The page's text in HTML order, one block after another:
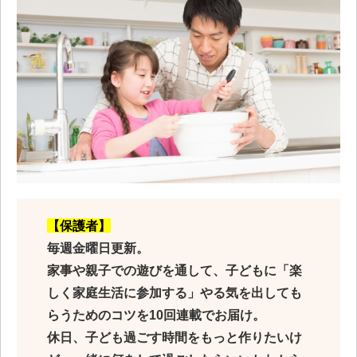
【保護者】
毎週金曜日更新。
家事や親子での遊びを通して、子どもに「楽
しく家庭生活に参加する」やる気を出しても
らうためのコツを10回連載でお届け。
休日、子ども過ごす時間をもっと作りたいけ